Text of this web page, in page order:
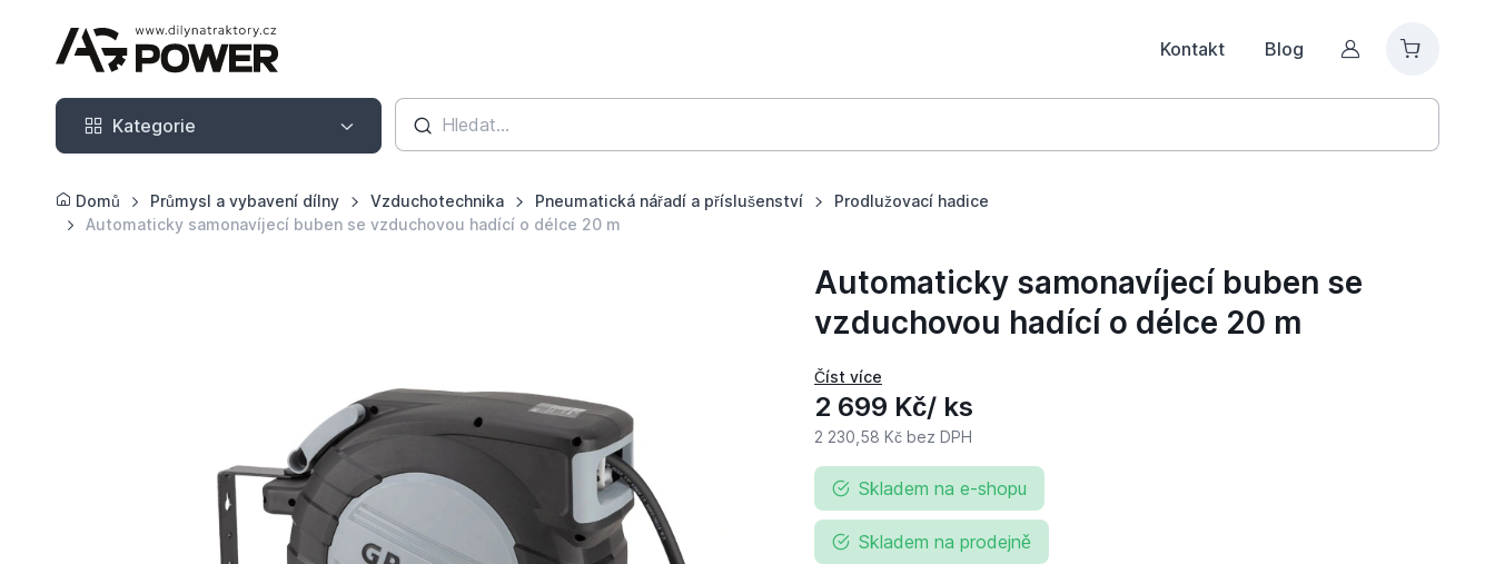
Kontakt Blog Můj účet
Kategorie
Kategorie
Domů Průmysl a vybavení dílny Vzduchotechnika Pneumatická nářadí a příslušenství
Prodlužovací hadice
Automaticky samonavíjecí buben se vzduchovou hadící o délce 20 m
Automaticky samonavíjecí buben se
vzduchovou hadící o délce 20 m
2 699 Kč/ ks
2 230,58 Kčbez DPH
Skladem na e-shopu
Skladem na prodejně